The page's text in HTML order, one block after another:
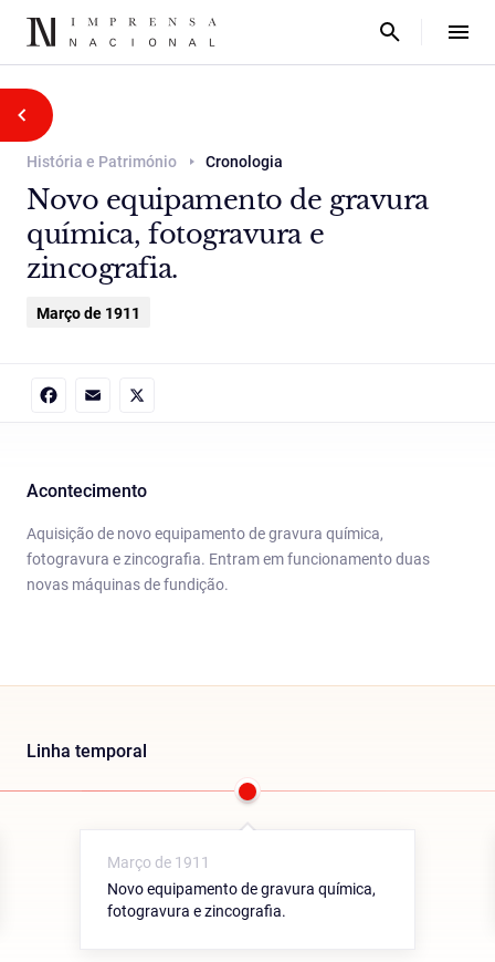
História e Património Cronologia
Novo equipamento de gravura
química, fotogravura e
zincografia.
Março de 1911
Acontecimento
Aquisição de novo equipamento de gravura química,
fotogravura e zincografia. Entram em funcionamento duas
novas máquinas de fundição.
Linha temporal
Março de 1911
Novo equipamento de gravura química,
fotogravura e zincografia.